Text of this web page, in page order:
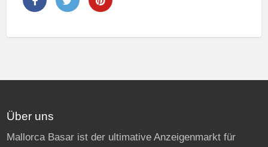
Über uns
Mallorca Basar ist der ultimative Anzeigenmarkt für